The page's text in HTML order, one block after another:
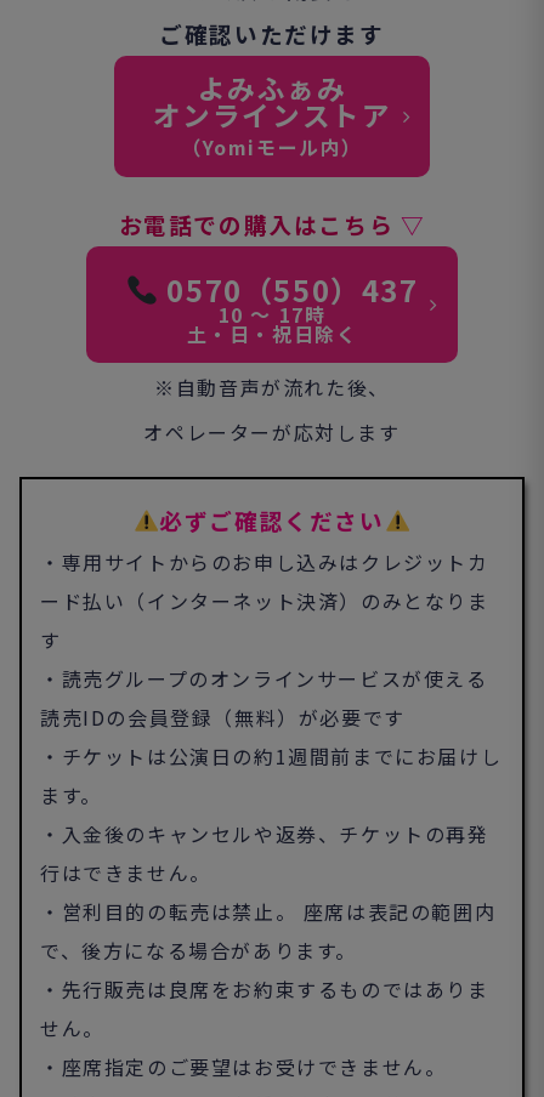
ご確認いただけます
よみふぁみ
オンラインストア
（Yomiモール内）
お電話での購入はこちら ▽
0570（550）437
10 ～ 17時
土・日・祝日除く
※自動音声が流れた後、
オペレーターが応対します
必ずご確認ください
・専用サイトからのお申し込みはクレジットカ
ード払い（インターネット決済）のみとなりま
す
・読売グループのオンラインサービスが使える
読売IDの会員登録（無料）が必要です
・チケットは公演日の約1週間前までにお届けし
ます。
・入金後のキャンセルや返券、チケットの再発
行はできません。
・営利目的の転売は禁止。 座席は表記の範囲内
で、後方になる場合があります。
・先行販売は良席をお約束するものではありま
せん。
・座席指定のご要望はお受けできません。